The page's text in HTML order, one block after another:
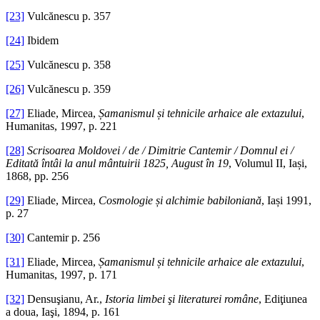
[23] Vulcănescu p. 357
[24] Ibidem
[25] Vulcănescu p. 358
[26] Vulcănescu p. 359
[27] Eliade, Mircea, Șamanismul și tehnicile arhaice ale extazului,
Humanitas, 1997, p. 221
[28] Scrisoarea Moldovei / de / Dimitrie Cantemir / Domnul ei /
Editată întâi la anul mântuirii 1825, August în 19, Volumul II, Iași,
1868, pp. 256
[29] Eliade, Mircea, Cosmologie și alchimie babiloniană, Iași 1991,
p. 27
[30] Cantemir p. 256
[31] Eliade, Mircea, Șamanismul și tehnicile arhaice ale extazului,
Humanitas, 1997, p. 171
[32] Densuşianu, Ar., Istoria limbei şi literaturei române, Ediţiunea
a doua, Iaşi, 1894, p. 161